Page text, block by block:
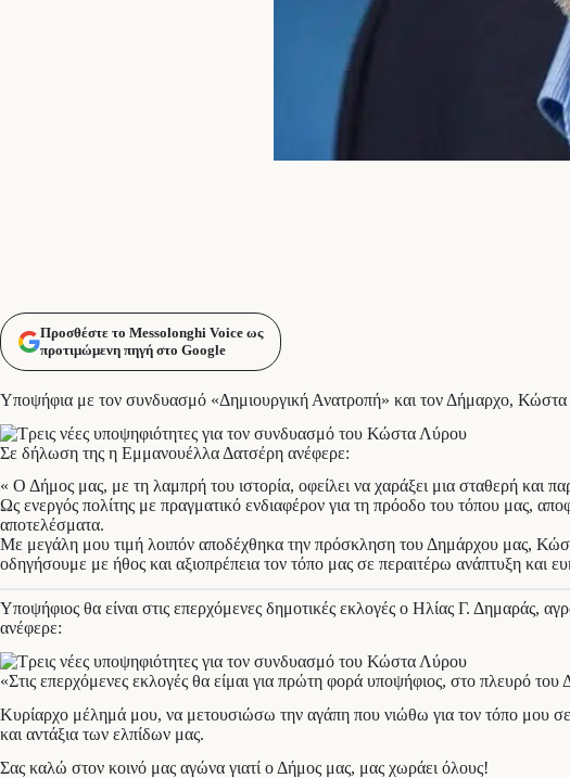
Προσθέστε το Messolonghi Voice ως
προτιμώμενη πηγή στο Google
Υποψήφια με τον συνδυασμό «Δημιουργική Ανατροπή» και τον Δήμαρχο, Κώστα
Σε δήλωση της η Εμμανουέλλα Δατσέρη ανέφερε:
« Ο Δήμος μας, με τη λαμπρή του ιστορία, οφείλει να χαράξει μια σταθερή και
Ως ενεργός πολίτης με πραγματικό ενδιαφέρον για τη πρόοδο του τόπου μας,
αποτελέσματα.
Με μεγάλη μου τιμή λοιπόν αποδέχθηκα την πρόσκληση του Δημάρχου μας,
οδηγήσουμε με ήθος και αξιοπρέπεια τον τόπο μας σε περαιτέρω ανάπτυξη και
Υποψήφιος θα είναι στις επερχόμενες δημοτικές εκλογές ο Ηλίας Γ.
ανέφερε:
«Στις επερχόμενες εκλογές θα είμαι για πρώτη φορά υποψήφιος, στο
Κυρίαρχο μέλημά μου, να μετουσιώσω την αγάπη που νιώθω για τον τόπο μου σε
και αντάξια των ελπίδων μας.
Σας καλώ στον κοινό μας αγώνα γιατί ο Δήμος μας, μας χωράει όλους!